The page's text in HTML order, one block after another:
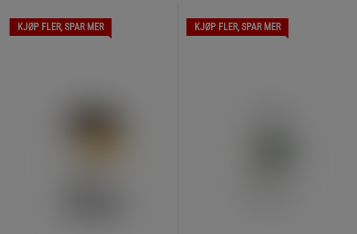
KJØP FLER, SPAR MER KJØP FLER, SPAR MER